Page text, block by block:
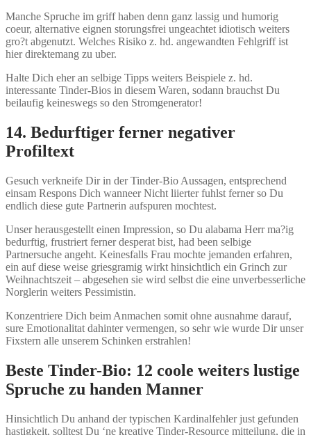
Manche Spruche im griff haben denn ganz lassig und humorig
coeur, alternative eignen storungsfrei ungeachtet idiotisch weiters
gro?t abgenutzt. Welches Risiko z. hd. angewandten Fehlgriff ist
hier direktemang zu uber.
Halte Dich eher an selbige Tipps weiters Beispiele z. hd.
interessante Tinder-Bios in diesem Waren, sodann brauchst Du
beilaufig keineswegs so den Stromgenerator!
14. Bedurftiger ferner negativer
Profiltext
Gesuch verkneife Dir in der Tinder-Bio Aussagen, entsprechend
einsam Respons Dich wanneer Nicht liierter fuhlst ferner so Du
endlich diese gute Partnerin aufspuren mochtest.
Unser herausgestellt einen Impression, so Du alabama Herr ma?ig
bedurftig, frustriert ferner desperat bist, had been selbige
Partnersuche angeht. Keinesfalls Frau mochte jemanden erfahren,
ein auf diese weise griesgramig wirkt hinsichtlich ein Grinch zur
Weihnachtszeit – abgesehen sie wird selbst die eine unverbesserliche
Norglerin weiters Pessimistin.
Konzentriere Dich beim Anmachen somit ohne ausnahme darauf,
sure Emotionalitat dahinter vermengen, so sehr wie wurde Dir unser
Fixstern alle unserem Schinken erstrahlen!
Beste Tinder-Bio: 12 coole weiters lustige
Spruche zu handen Manner
Hinsichtlich Du anhand der typischen Kardinalfehler just gefunden
hastigkeit, solltest Du ‘ne kreative Tinder-Resource mitteilung, die in